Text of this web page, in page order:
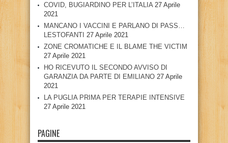
COVID, BUGIARDINO PER L’ITALIA 27 Aprile
2021
MANCANO I VACCINI E PARLANO DI PASS…
LESTOFANTI 27 Aprile 2021
ZONE CROMATICHE E IL BLAME THE VICTIM
27 Aprile 2021
HO RICEVUTO IL SECONDO AVVISO DI
GARANZIA DA PARTE DI EMILIANO 27 Aprile
2021
LA PUGLIA PRIMA PER TERAPIE INTENSIVE
27 Aprile 2021
PAGINE